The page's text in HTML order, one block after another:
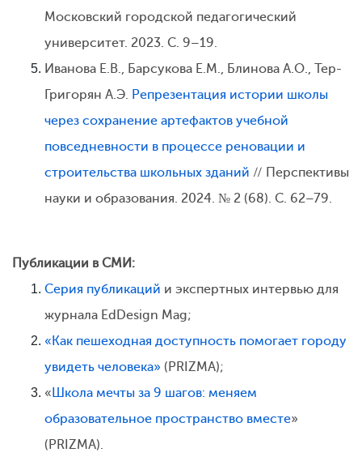
Московский городской педагогический
университет. 2023. С. 9–19.
Иванова Е.В., Барсукова Е.М., Блинова А.О., Тер-
Григорян А.Э. Репрезентация истории школы
через сохранение артефактов учебной
повседневности в процессе реновации и
строительства школьных зданий // Перспективы
науки и образования. 2024. № 2 (68). С. 62–79.
Публикации в СМИ:
Серия публикаций и экспертных интервью для
журнала EdDesign Mag;
«Как пешеходная доступность помогает городу
увидеть человека» (PRIZMA);
« Школа мечты за 9 шагов: меняем
образовательное пространство вместе»
(PRIZMA).